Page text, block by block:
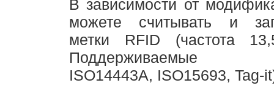
В зависимости от
можете считывать и
метки RFID (частота
Поддерживаемые
ISO14443A, ISO15693, Tag-